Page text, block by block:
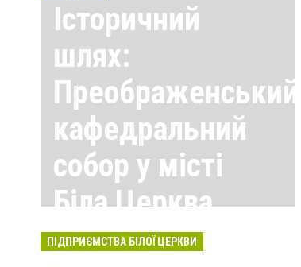
Історичний
шлях:
Преображенський
кафедральний
собор у місті
Біла Церква
Всі матеріали тут
ПІДПРИЄМСТВА БІЛОЇ ЦЕРКВИ